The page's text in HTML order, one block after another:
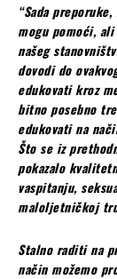
“Sada
mogu pomoći,
našeg
dovodi do
edukovati kroz
bitno posebno
edukovati na
Što se iz
pokazalo
vaspitanju,
maloljetničkoj
Stalno raditi na
način možemo